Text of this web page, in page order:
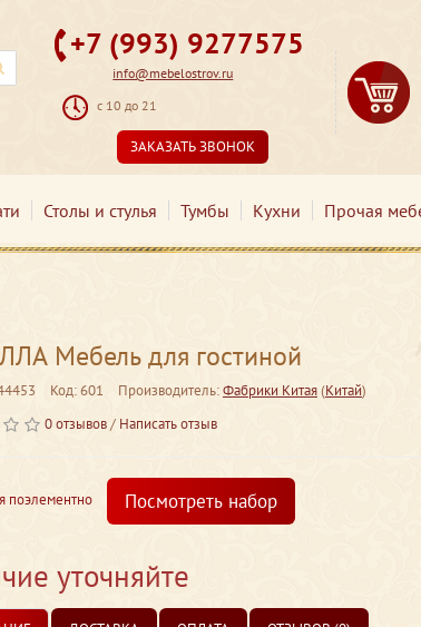
+7 (993) 9277575
info@mebelostrov.ru
с 10 до 21
ЗАКАЗАТЬ ЗВОНОК
Столы и стулья Тумбы Кухни Прочая
Мебель для гостиной
Код: 601 Производитель:Фабрики Китая(Китай)
0 отзывов/ Написать отзыв
поэлементно Посмотреть набор
уточняйте